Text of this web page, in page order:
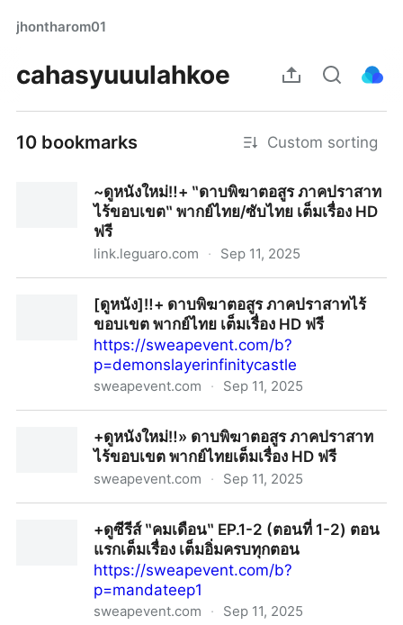
jhontharom01
cahasyuuulahkoe
10 bookmarks Custom sorting
~ดูหนังใหม่‼️+ ‶ดาบพิฆาตอสูร ภาคปราสาท
ไร้ขอบเขต‶ พากย์ไทย/ซับไทย เต็มเรื่อง HD
ฟรี
link.leguaro.com · Sep 11, 2025
พากย์ไทย/ซับไทย เต็มเรื่อง HD ฟรี
[ดูหนัง]‼️+ ดาบพิฆาตอสูร ภาคปราสาทไร้
ขอบเขต พากย์ไทย เต็มเรื่อง HD ฟรี
https://sweapevent.com/b?
p=demonslayerinfinitycastle
sweapevent.com · Sep 11, 2025
ไทย เต็มเรื่อง HD ฟรี+ดูหนังใหม่‼️» ดาบพิฆาตอสูร ภาคปราสาท
ไร้ขอบเขต พากย์ไทยเต็มเรื่อง HD ฟรี
sweapevent.com · Sep 11, 2025
พากย์ไทยเต็มเรื่อง HD ฟรี
+ดูซีรีส์ ‶คมเดือน‶ EP.1-2 (ตอนที่ 1-2) ตอน
แรกเต็มเรื่อง เต็มอิ่มครบทุกตอน
https://sweapevent.com/b?
p=mandateep1
sweapevent.com · Sep 11, 2025